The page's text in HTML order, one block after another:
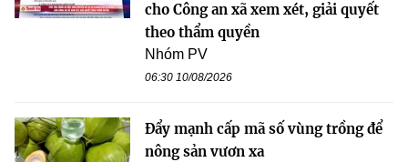
cho Công an xã xem xét, giải quyết
theo thẩm quyền
Nhóm PV
06:30 10/08/2026
Đẩy mạnh cấp mã số vùng trồng để
nông sản vươn xa